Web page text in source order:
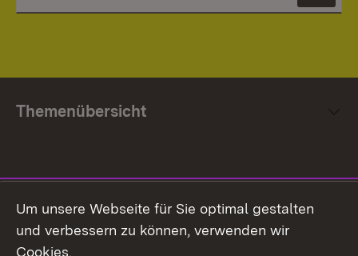
Themenübersicht
Facebook
Um unsere Webseite für Sie optimal gestalten
und verbessern zu können, verwenden wir
Cookies.